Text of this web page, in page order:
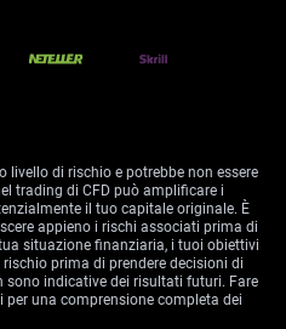
livello di rischio e potrebbe non essere
trading di CFD può amplificare i
il tuo capitale originale. È
appieno i rischi associati prima di
situazione finanziaria, i tuoi obiettivi
prima di prendere decisioni di
sono indicative dei risultati futuri. Fare
una comprensione completa dei